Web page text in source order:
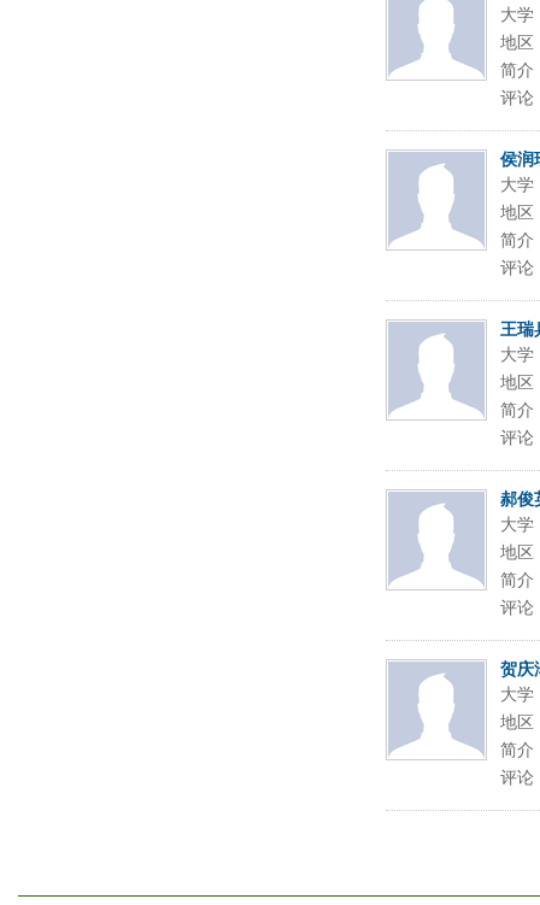
大学
地区
简介
评论
侯润
大学
地区
简介
评论
王瑞
大学
地区
简介
评论
郝俊
大学
地区
简介
评论
贺庆
大学
地区
简介
评论